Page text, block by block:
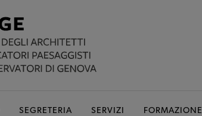
SEGRETERIA SERVIZI FORMAZIONE